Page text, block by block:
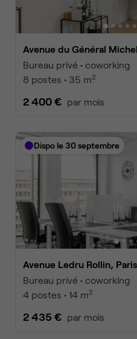
Avenue du Général
Bureau privé • coworking
8 postes • 35 m2
2 400 € par mois
Dispo le 30 septembre
Avenue Ledru Rollin,
Bureau privé • coworking
4 postes • 14 m2
2 435 € par mois